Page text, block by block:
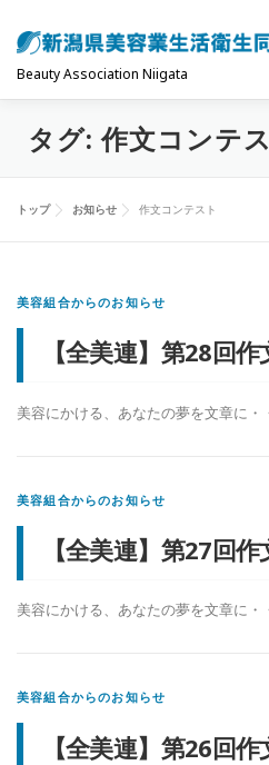
ン
Beauty Association Niigata
トップ 組合について
タグ:作文コンテ
トップ お知らせ 作文コンテスト
美容組合からのお知らせ
【全美連】第28回
美容にかける、あなたの夢を文章に
美容組合からのお知らせ
【全美連】第27回
美容にかける、あなたの夢を文章に
美容組合からのお知らせ
【全美連】第26回